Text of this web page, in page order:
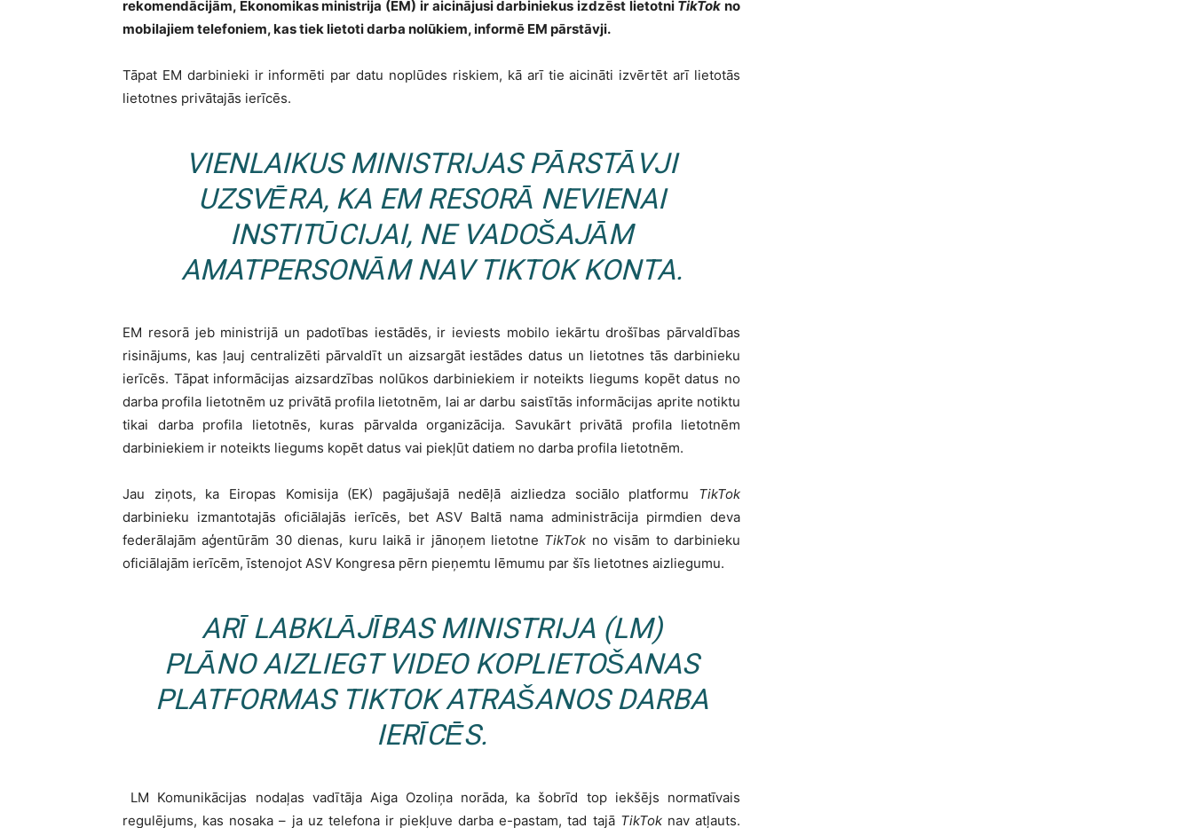
rekomendācijām, Ekonomikas ministrija (EM) ir aicinājusi darbiniekus izdzēst lietotni TikTok no
mobilajiem telefoniem, kas tiek lietoti darba nolūkiem, informē EM pārstāvji.
Tāpat EM darbinieki ir informēti par datu noplūdes riskiem, kā arī tie aicināti izvērtēt arī lietotās
lietotnes privātajās ierīcēs.
VIENLAIKUS MINISTRIJAS PĀRSTĀVJI
UZSVĒRA, KA EM RESORĀ NEVIENAI
INSTITŪCIJAI, NE VADOŠAJĀM
AMATPERSONĀM NAVTIKTOKKONTA.
EM resorā jeb ministrijā un padotības iestādēs, ir ieviests mobilo iekārtu drošības pārvaldības
risinājums, kas ļauj centralizēti pārvaldīt un aizsargāt iestādes datus un lietotnes tās darbinieku
ierīcēs. Tāpat informācijas aizsardzības nolūkos darbiniekiem ir noteikts liegums kopēt datus no
darba profila lietotnēm uz privātā profila lietotnēm, lai ar darbu saistītās informācijas aprite notiktu
tikai darba profila lietotnēs, kuras pārvalda organizācija. Savukārt privātā profila lietotnēm
darbiniekiem ir noteikts liegums kopēt datus vai piekļūt datiem no darba profila lietotnēm.
Jau ziņots, ka Eiropas Komisija (EK) pagājušajā nedēļā aizliedza sociālo platformu TikTok
darbinieku izmantotajās oficiālajās ierīcēs, bet ASV Baltā nama administrācija pirmdien deva
federālajām aģentūrām 30 dienas, kuru laikā ir jānoņem lietotne TikTok no visām to darbinieku
oficiālajām ierīcēm, īstenojot ASV Kongresa pērn pieņemtu lēmumu par šīs lietotnes aizliegumu.
ARĪ LABKLĀJĪBAS MINISTRIJA (LM)
PLĀNO AIZLIEGT VIDEO KOPLIETOŠANAS
PLATFORMAS TIKTOKATRAŠANOS DARBA
IERĪCĒS.
LM Komunikācijas nodaļas vadītāja Aiga Ozoliņa norāda, ka šobrīd top iekšējs normatīvais
regulējums, kas nosaka – ja uz telefona ir piekļuve darba e-pastam, tad tajā TikToknav atļauts.